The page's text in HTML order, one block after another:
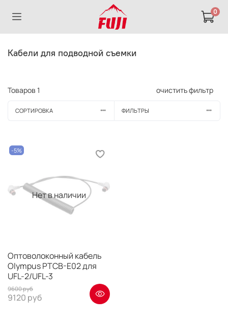
0
Кабели для подводной съемки
Товаров 1 очистить фильтр
СОРТИРОВКА ФИЛЬТРЫ
Нет в наличии
-5%
Оптоволоконный кабель
Olympus PTCB-E02 для
UFL-2/UFL-3
9600 руб
9120 руб